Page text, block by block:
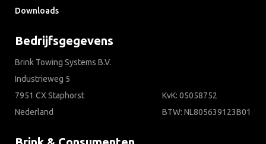
Downloads
Bedrijfsgegevens
Brink Towing Systems B.V.
Industrieweg 5
7951 CX Staphorst
Nederland
KvK: 05058752
BTW: NL805639123B01